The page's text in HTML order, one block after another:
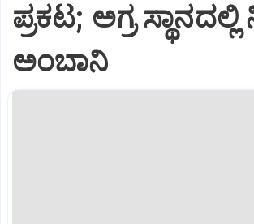
ಪ್ರಕಟ; ಅಗ್ರ ಸ್ಥಾನದಲ್ಲಿ
ಅಂಬಾನಿ